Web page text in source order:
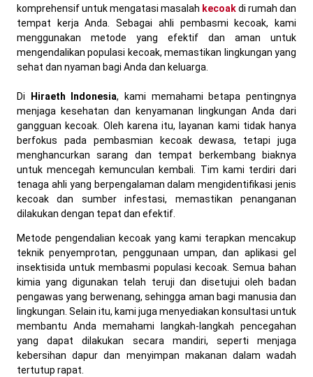
komprehensif untuk mengatasi masalah kecoakdi rumah dan
tempat kerja Anda. Sebagai ahli pembasmi kecoak, kami
menggunakan metode yang efektif dan aman untuk
mengendalikan populasi kecoak, memastikan lingkungan yang
sehat dan nyaman bagi Anda dan keluarga.
Di Hiraeth Indonesia, kami memahami betapa pentingnya
menjaga kesehatan dan kenyamanan lingkungan Anda dari
gangguan kecoak. Oleh karena itu, layanan kami tidak hanya
berfokus pada pembasmian kecoak dewasa, tetapi juga
menghancurkan sarang dan tempat berkembang biaknya
untuk mencegah kemunculan kembali. Tim kami terdiri dari
tenaga ahli yang berpengalaman dalam mengidentifikasi jenis
kecoak dan sumber infestasi, memastikan penanganan
dilakukan dengan tepat dan efektif.
Metode pengendalian kecoak yang kami terapkan mencakup
teknik penyemprotan, penggunaan umpan, dan aplikasi gel
insektisida untuk membasmi populasi kecoak. Semua bahan
kimia yang digunakan telah teruji dan disetujui oleh badan
pengawas yang berwenang, sehingga aman bagi manusia dan
lingkungan. Selain itu, kami juga menyediakan konsultasi untuk
membantu Anda memahami langkah-langkah pencegahan
yang dapat dilakukan secara mandiri, seperti menjaga
kebersihan dapur dan menyimpan makanan dalam wadah
tertutup rapat.